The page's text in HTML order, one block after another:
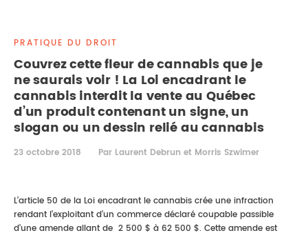
PROPRIÉTÉ INTELLECTUELLE
DROIT DE LA FAMILLE
PRATIQUE DU DROIT
Couvrez cette fleur de cannabis que je
ne saurais voir ! La Loi encadrant le
cannabis interdit la vente au Québec
d’un produit contenant un signe, un
slogan ou un dessin relié au cannabis
23 octobre 2018 Par Laurent Debrun et Morris Szwimer
L’article 50 de la Loi encadrant le cannabis crée une infraction
rendant l’exploitant d’un commerce déclaré coupable passible
d’une amende allant de 2 500 $ à 62 500 $. Cette amende est